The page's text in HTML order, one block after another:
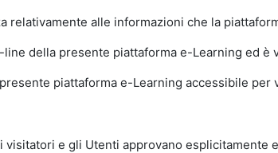
alle informazioni che la
della presente piattaforma e-Learning ed
piattaforma e-Learning accessibile
e gli Utenti approvano